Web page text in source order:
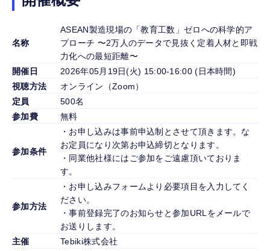
名称
ASEAN製造現場の「教育工数」ゼロへの科学的ア
プローチ 〜2万人のデータで見抜く定着人材と即戦
力化への最短距離〜
開催日
2026年05月19日(火) 15:00-16:00 (日本時間)
視聴方法
オンライン（Zoom）
定員
500名
参加費
無料
参加条件
・お申し込みは事前申込制とさせて頂きます。な
お定員になり次第お申込締切となります。
・同業他社様にはご参加をご遠慮頂いておりま
す。
参加方法
・お申し込みフォームより必要項目を入力してく
ださい。
・事前登録完了のお知らせと参加URLをメールで
お送りします。
主催
Tebiki株式会社